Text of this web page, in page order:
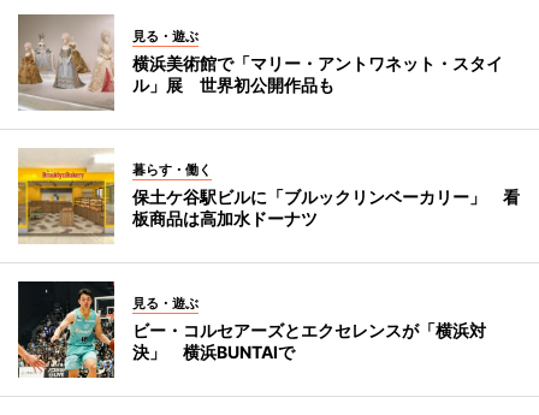
見る・遊ぶ
横浜美術館で「マリー・アントワネット・スタイ
ル」展 世界初公開作品も
暮らす・働く
保土ケ谷駅ビルに「ブルックリンベーカリー」 看
板商品は高加水ドーナツ
見る・遊ぶ
ビー・コルセアーズとエクセレンスが「横浜対
決」 横浜BUNTAIで